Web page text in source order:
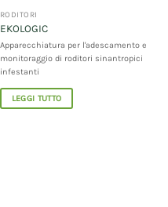
RODITORI
EKOLOGIC
Apparecchiatura per l'adescamento e
monitoraggio di roditori sinantropici
infestanti
LEGGI TUTTO